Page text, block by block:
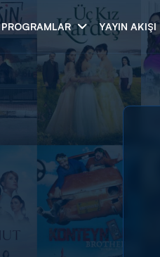
PROGRAMLAR YAYIN AKIŞI
Arama